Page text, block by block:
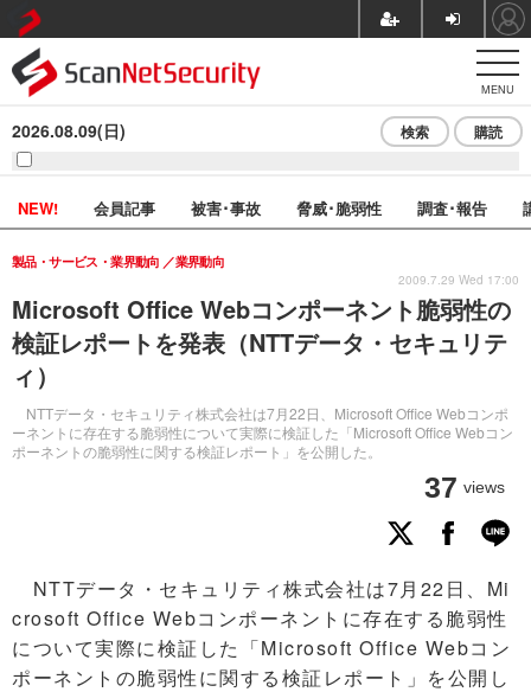
MENU
2026.08.09(日) 検索 購読
NEW! 会員記事 被害･事故 脅威･脆弱性 調査･報告
Microsoft Office Webコンポーネント脆弱性の
検証レポートを発表（NTTデータ・セキュリテ
ィ）
NTTデータ・セキュリティ株式会社は7月22日、Microsoft Office Webコンポ
ーネントに存在する脆弱性について実際に検証した「Microsoft Office Webコン
ポーネントの脆弱性に関する検証レポート」を公開した。
製品・サービス・業界動向 業界動向
37 views
2009.7.29 Wed 17:00
NTTデータ・セキュリティ株式会社は7月22日、Mi
crosoft Office Webコンポーネントに存在する脆弱性
について実際に検証した「Microsoft Office Webコン
ポーネントの脆弱性に関する検証レポート」を公開し